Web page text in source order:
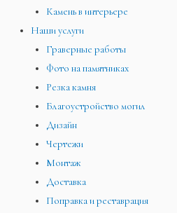
Камень в интерьере
Наши услуги
Граверные работы
Фото на памятниках
Резка камня
Благоустройство могил
Дизайн
Чертежи
Монтаж
Доставка
Поправка и реставрация